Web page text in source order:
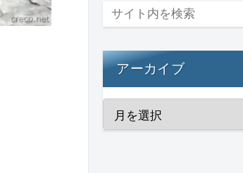
アーカイブ